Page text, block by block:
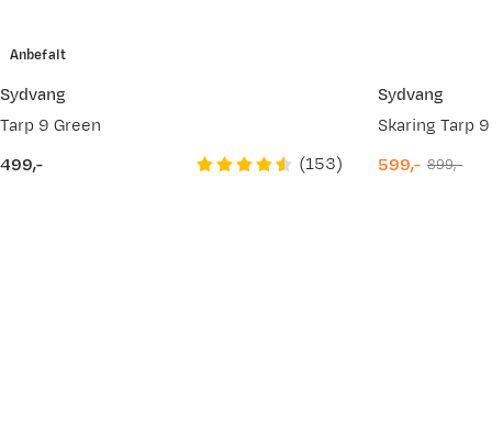
Anbefalt
Sydvang
Tarp 9 Green
price
499,- (153)
Sydvang
Skaring Tarp
discounted
599,-
original899,-